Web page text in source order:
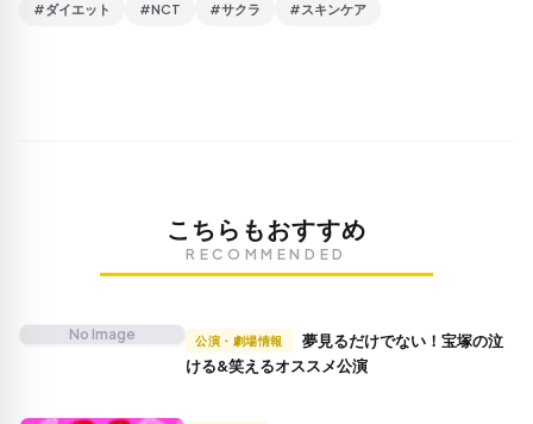
#ダイエット #NCT #サクラ #スキンケア
こちらもおすすめ
RECOMMENDED
No Image 公演・劇場情報
ける&笑えるオススメ公演